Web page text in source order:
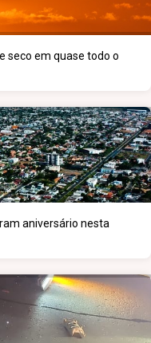
seco em quase todo o
aniversário nesta